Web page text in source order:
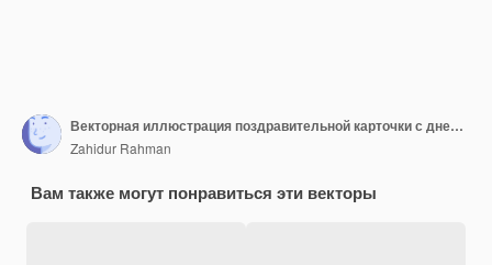
Векторная иллюстрация поздравительной карточки с днем рождения
Zahidur Rahman
Вам также могут понравиться эти векторы